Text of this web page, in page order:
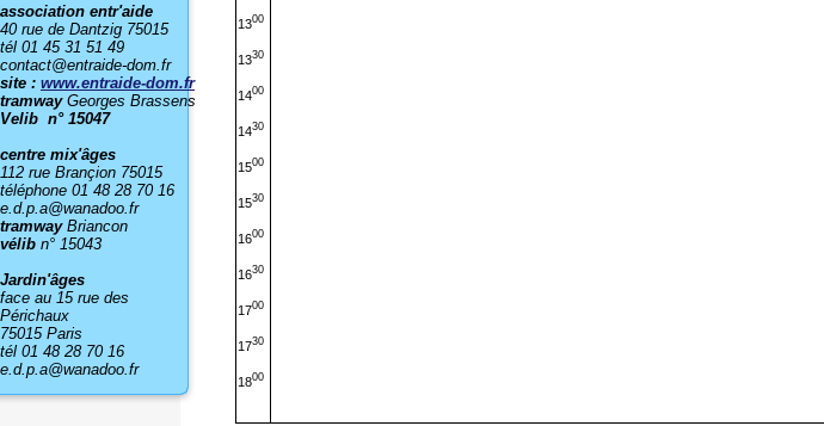
1300
1330
1400
1430
1500
1530
1600
1630
1700
1730
1800
association entr'aide
40 rue de Dantzig 75015
tél 01 45 31 51 49
contact@entraide-dom.fr
site : www.entraide-dom.fr
tramway Georges Brassens
Velib n° 15047
centre mix'âges
112 rue Brançion 75015
téléphone 01 48 28 70 16
e.d.p.a@wanadoo.fr
tramwayBriancon
vélib n° 15043
Jardin'âges
face au 15 rue des
Périchaux
75015 Paris
tél 01 48 28 70 16
e.d.p.a@wanadoo.fr